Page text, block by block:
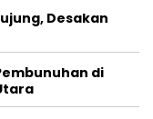
Desakan
di